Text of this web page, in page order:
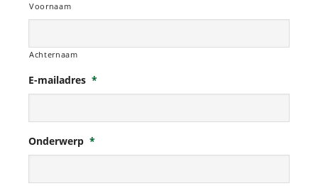
Voornaam
Achternaam
E-mailadres *
Onderwerp *